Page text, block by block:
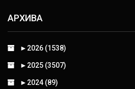
АРХИВА
► 2026 (1538)
► 2025 (3507)
► 2024 (89)